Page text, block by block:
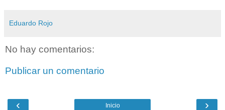
Eduardo Rojo
No hay comentarios:
Publicar un comentario
‹ ›
Inicio